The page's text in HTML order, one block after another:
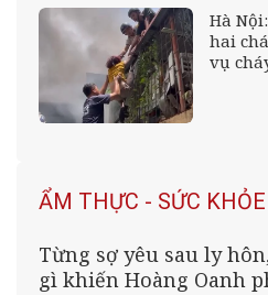
Hà
hai
vụ
ẨM THỰC - SỨC KHỎE
Từng sợ yêu sau ly
gì khiến Hoàng Oanh